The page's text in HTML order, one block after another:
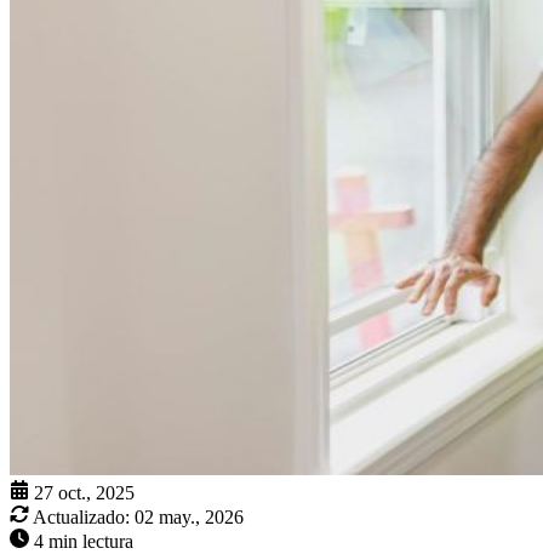
27 oct., 2025
Actualizado: 02 may., 2026
4 min lectura